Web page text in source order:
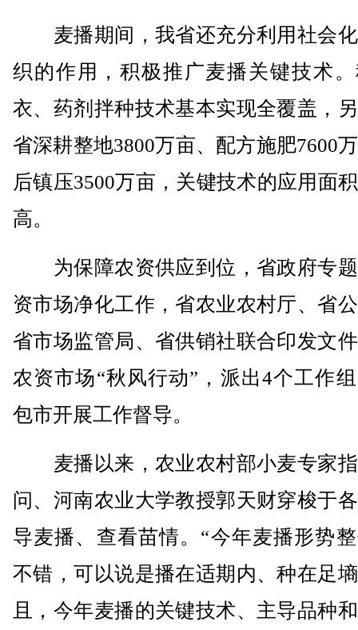
麦播期间，我省还充分利用社会
织的作用，积极推广麦播关键技术
衣、药剂拌种技术基本实现全覆盖，
省深耕整地3800万亩、配方施肥7600
后镇压3500万亩，关键技术的应用面
高。
为保障农资供应到位，省政府专
资市场净化工作，省农业农村厅、省
省市场监管局、省供销社联合印发文
农资市场“秋风行动”，派出4个工作
包市开展工作督导。
麦播以来，农业农村部小麦专家
问、河南农业大学教授郭天财穿梭于
导麦播、查看苗情。“今年麦播形势
不错，可以说是播在适期内、种在足
且，今年麦播的关键技术、主导品种